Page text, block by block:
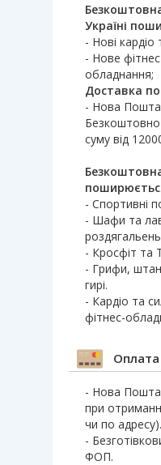
Україні
- Нові
- Нове
обладнання;
Доставка по
- Нова Пошта,
Безкоштовно
суму від
- Спортивні
- Шафи та
- Кросфіт та
- Грифи,
гирі.
- Кардіо та
фітнес-
Оплата
- Нова Пошта
при
чи по адресу).
-
ФОП.